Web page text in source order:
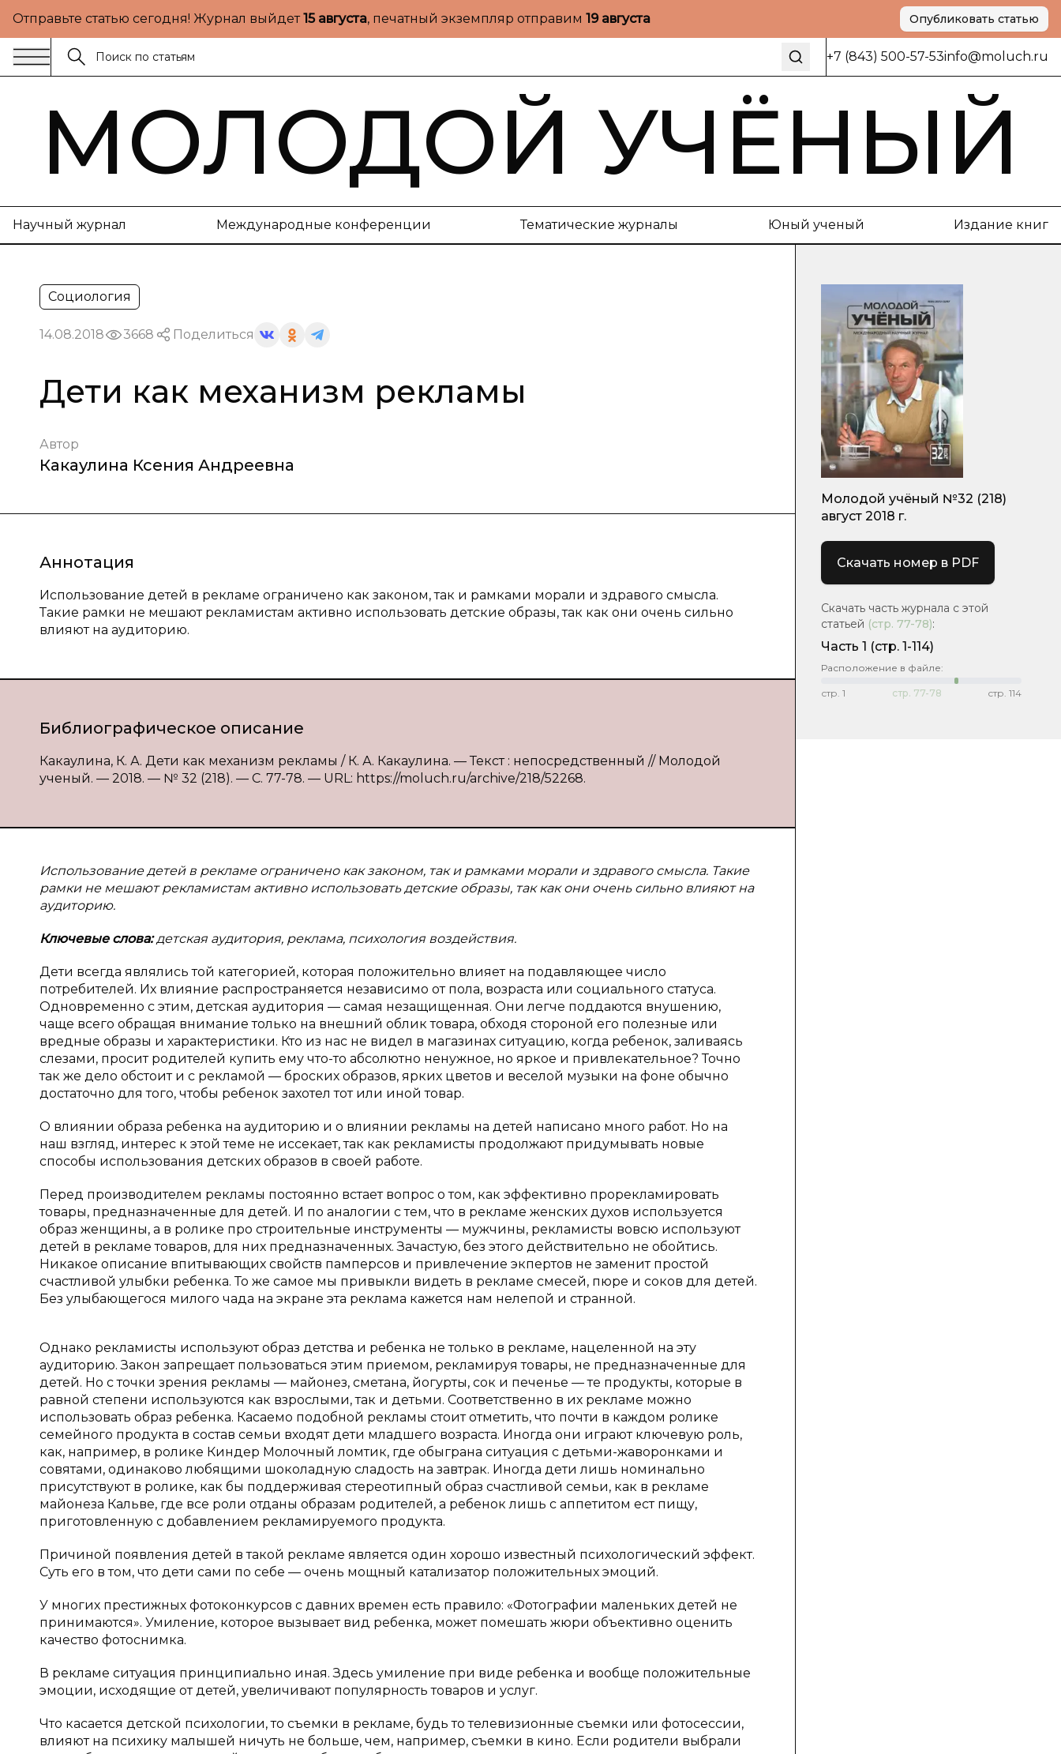
Отправьте статью сегодня! Журнал выйдет15 августа, печатный экземпляр отправим 19 августа Опубликовать статью
+7 (843) 500-57-53info@moluch.ru
МОЛОДОЙ УЧЁНЫЙ
Научный журнал Международные конференции Тематические журналы Юный ученый Издание книг
Социология
14.08.2018 3668 Поделиться
Дети как механизм рекламы
Автор
Какаулина Ксения Андреевна
Аннотация
Использование детей в рекламе ограничено как законом, так и рамками морали и здравого смысла.
Такие рамки не мешают рекламистам активно использовать детские образы, так как они очень сильно
влияют на аудиторию.
Библиографическое описание
Какаулина, К. А. Дети как механизм рекламы / К. А. Какаулина. — Текст : непосредственный // Молодой
ученый. — 2018. — № 32 (218). — С. 77-78. — URL: https://moluch.ru/archive/218/52268.
Использование детей в рекламе ограничено как законом, так и рамками морали и здравого смысла. Такие
рамки не мешают рекламистам активно использовать детские образы, так как они очень сильно влияют на
аудиторию.
Ключевые слова:детская аудитория, реклама, психология воздействия.
Дети всегда являлись той категорией, которая положительно влияет на подавляющее число
потребителей. Их влияние распространяется независимо от пола, возраста или социального статуса.
Одновременно с этим, детская аудитория — самая незащищенная. Они легче поддаются внушению,
чаще всего обращая внимание только на внешний облик товара, обходя стороной его полезные или
вредные образы и характеристики. Кто из нас не видел в магазинах ситуацию, когда ребенок, заливаясь
слезами, просит родителей купить ему что-то абсолютно ненужное, но яркое и привлекательное? Точно
так же дело обстоит и с рекламой — броских образов, ярких цветов и веселой музыки на фоне обычно
достаточно для того, чтобы ребенок захотел тот или иной товар.
О влиянии образа ребенка на аудиторию и о влиянии рекламы на детей написано много работ. Но на
наш взгляд, интерес к этой теме не иссекает, так как рекламисты продолжают придумывать новые
способы использования детских образов в своей работе.
Перед производителем рекламы постоянно встает вопрос о том, как эффективно прорекламировать
товары, предназначенные для детей. И по аналогии с тем, что в рекламе женских духов используется
образ женщины, а в ролике про строительные инструменты — мужчины, рекламисты вовсю используют
детей в рекламе товаров, для них предназначенных. Зачастую, без этого действительно не обойтись.
Никакое описание впитывающих свойств памперсов и привлечение экпертов не заменит простой
счастливой улыбки ребенка. То же самое мы привыкли видеть в рекламе смесей, пюре и соков для детей.
Без улыбающегося милого чада на экране эта реклама кажется нам нелепой и странной.
Однако рекламисты используют образ детства и ребенка не только в рекламе, нацеленной на эту
аудиторию. Закон запрещает пользоваться этим приемом, рекламируя товары, не предназначенные для
детей. Но с точки зрения рекламы — майонез, сметана, йогурты, сок и печенье — те продукты, которые в
равной степени используются как взрослыми, так и детьми. Соответственно в их рекламе можно
использовать образ ребенка. Касаемо подобной рекламы стоит отметить, что почти в каждом ролике
семейного продукта в состав семьи входят дети младшего возраста. Иногда они играют ключевую роль,
как, например, в ролике Киндер Молочный ломтик, где обыграна ситуация с детьми-жаворонками и
совятами, одинаково любящими шоколадную сладость на завтрак. Иногда дети лишь номинально
присутствуют в ролике, как бы поддерживая стереотипный образ счастливой семьи, как в рекламе
майонеза Кальве, где все роли отданы образам родителей, а ребенок лишь с аппетитом ест пищу,
приготовленную с добавлением рекламируемого продукта.
Причиной появления детей в такой рекламе является один хорошо известный психологический эффект.
Суть его в том, что дети сами по себе — очень мощный катализатор положительных эмоций.
У многих престижных фотоконкурсов с давних времен есть правило: «Фотографии маленьких детей не
принимаются». Умиление, которое вызывает вид ребенка, может помешать жюри объективно оценить
качество фотоснимка.
В рекламе ситуация принципиально иная. Здесь умиление при виде ребенка и вообще положительные
эмоции, исходящие от детей, увеличивают популярность товаров и услуг.
Что касается детской психологии, то съемки в рекламе, будь то телевизионные съемки или фотосессии,
влияют на психику малышей ничуть не больше, чем, например, съемки в кино. Если родители выбрали
Молодой учёный №32 (218)
август 2018 г.
Скачать номер в PDF
Скачать часть журнала с этой
статьей (стр. 77-78):
Часть 1 (стр. 1-114)
Расположение в файле:
стр. 1 стр. 77-78 стр. 114